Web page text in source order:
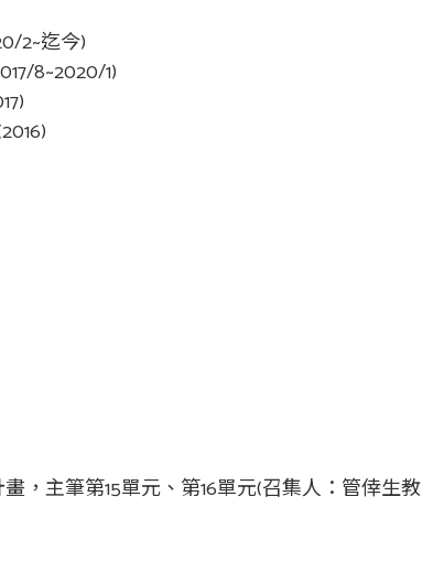
2~迄今)
8~2020/1)
，主筆第15單元、第16單元(召集人：管倖生教